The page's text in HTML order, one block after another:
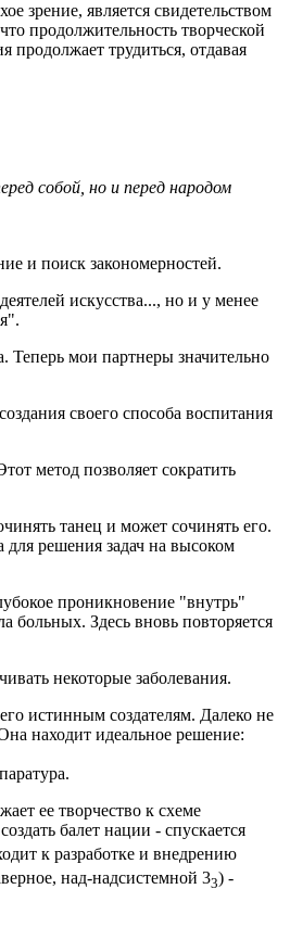
зрение, является свидетельством
продолжительность творческой
трудиться, отдавая
собой, но и перед народом
и поиск закономерностей.
искусства..., но и у менее
мои партнеры значительно
своего способа воспитания
метод позволяет сократить
танец и может сочинять его.
решения задач на высоком
проникновение "внутрь"
больных. Здесь вновь повторяется
некоторые заболевания.
истинным создателям. Далеко не
находит идеальное решение:
ее творчество к схеме
балет нации - спускается
к разработке и внедрению
над-надсистемной 33) -